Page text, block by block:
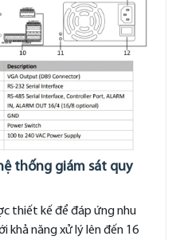
thống giám sát quy
thiết kế để đáp ứng nhu
khả năng xử lý lên đến 16